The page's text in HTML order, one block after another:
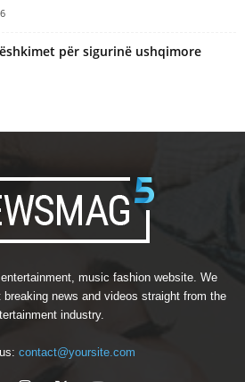
për sigurinë ushqimore
music fashion website. We
news and videos straight from the
industry.
contact@yoursite.com